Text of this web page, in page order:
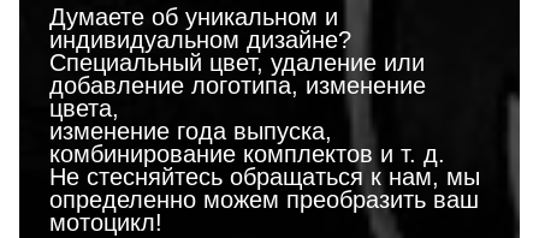
Думаете об уникальном и
индивидуальном дизайне?
Специальный цвет, удаление или
добавление логотипа, изменение
цвета,
изменение года выпуска,
комбинирование комплектов и т. д.
Не стесняйтесь обращаться к нам, мы
определенно можем преобразить ваш
мотоцикл!